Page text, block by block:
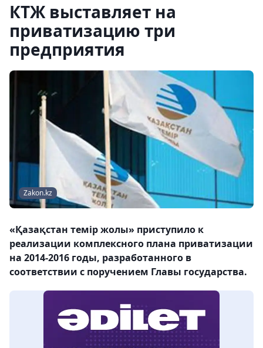
КТЖ выставляет на
приватизацию три
предприятия
Zakon.kz
«Қазақстан темір жолы» приступило к
реализации комплексного плана приватизации
на 2014-2016 годы, разработанного в
соответствии с поручением Главы государства.